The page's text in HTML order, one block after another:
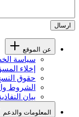
ارسال
عن الموقع
سياسة
إخلاء
حقوق
الشروط
بيان
المعلومات والدعم